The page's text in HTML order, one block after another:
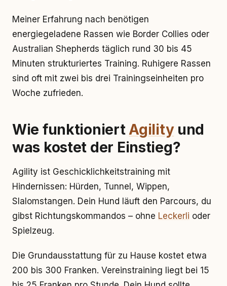
Meiner Erfahrung nach benötigen
energiegeladene Rassen wie Border Collies oder
Australian Shepherds täglich rund 30 bis 45
Minuten strukturiertes Training. Ruhigere Rassen
sind oft mit zwei bis drei Trainingseinheiten pro
Woche zufrieden.
Wie funktioniertAgilityund
was kostet der Einstieg?
Agility ist Geschicklichkeitstraining mit
Hindernissen: Hürden, Tunnel, Wippen,
Slalomstangen. Dein Hund läuft den Parcours, du
gibst Richtungskommandos – ohne Leckerli oder
Spielzeug.
Die Grundausstattung für zu Hause kostet etwa
200 bis 300 Franken. Vereinstraining liegt bei 15